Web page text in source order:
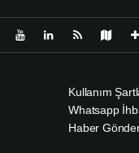
Kullanım
Whatsapp
Haber